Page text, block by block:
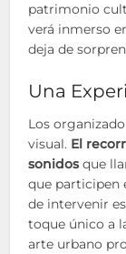
patrimonio
verá inmerso
deja de
Una
Los
visual. El
sonidosque
que participen
de intervenir
toque único a
arte urbano